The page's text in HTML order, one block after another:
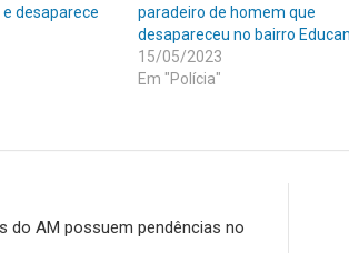
desaparece
paradeiro de homem que
desapareceu no bairro
15/05/2023
Em "Polícia"
do AM possuem pendências no